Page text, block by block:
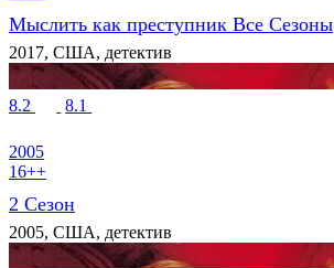
Мыслить как преступник Все Сезоны
2017, США, детектив
8.2 8.1
2005
16++
2 Сезон
2005, США, детектив